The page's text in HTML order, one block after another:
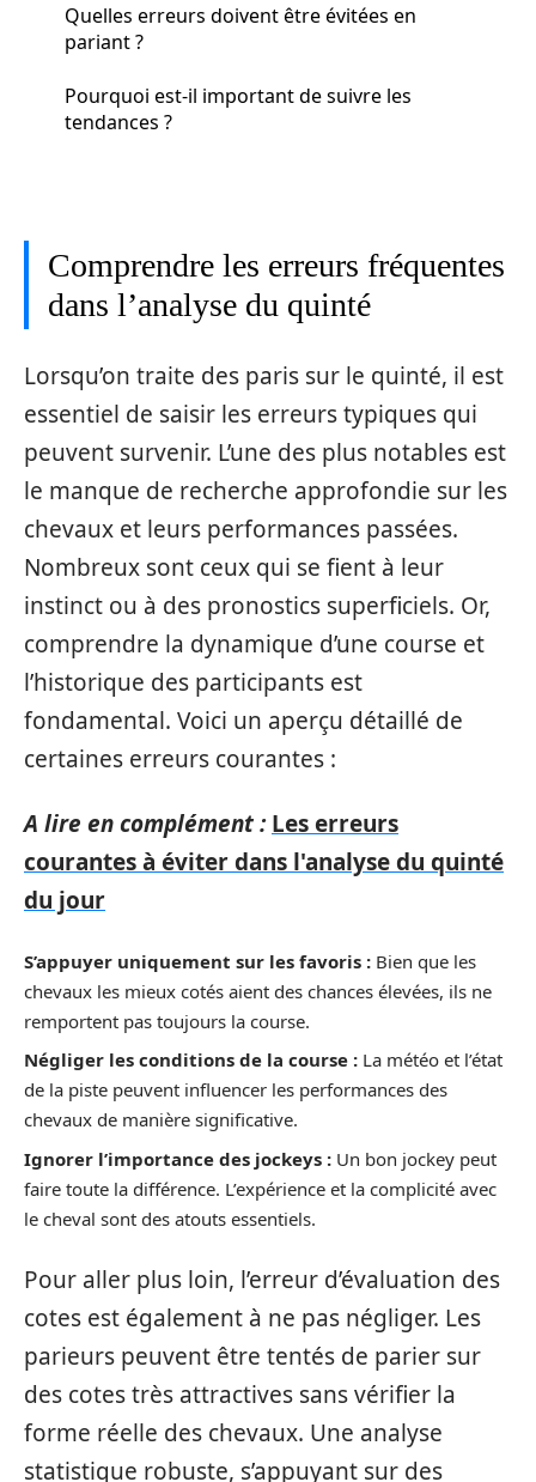
Quelles erreurs doivent être évitées en
pariant ?
Pourquoi est-il important de suivre les
tendances ?
Comprendre les erreurs fréquentes
dans l’analyse du quinté
Lorsqu’on traite des paris sur le quinté, il est
essentiel de saisir les erreurs typiques qui
peuvent survenir. L’une des plus notables est
le manque de recherche approfondie sur les
chevaux et leurs performances passées.
Nombreux sont ceux qui se fient à leur
instinct ou à des pronostics superficiels. Or,
comprendre la dynamique d’une course et
l’historique des participants est
fondamental. Voici un aperçu détaillé de
certaines erreurs courantes :
A lire en complément : Les erreurs
courantes à éviter dans l'analyse du quinté
du jour
S’appuyer uniquement sur les favoris : Bien que les
chevaux les mieux cotés aient des chances élevées, ils ne
remportent pas toujours la course.
Négliger les conditions de la course : La météo et l’état
de la piste peuvent influencer les performances des
chevaux de manière significative.
Ignorer l’importance des jockeys : Un bon jockey peut
faire toute la différence. L’expérience et la complicité avec
le cheval sont des atouts essentiels.
Pour aller plus loin, l’erreur d’évaluation des
cotes est également à ne pas négliger. Les
parieurs peuvent être tentés de parier sur
des cotes très attractives sans vérifier la
forme réelle des chevaux. Une analyse
statistique robuste, s’appuyant sur des